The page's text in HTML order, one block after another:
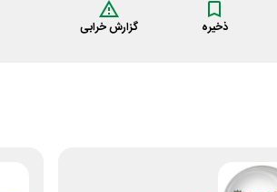
ذخیره گزارش خرابی